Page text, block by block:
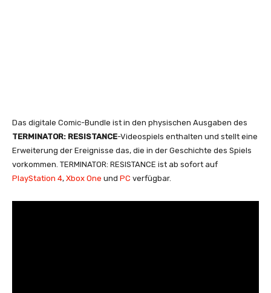
Das digitale Comic-Bundle ist in den physischen Ausgaben des
TERMINATOR: RESISTANCE-Videospiels enthalten und stellt eine
Erweiterung der Ereignisse das, die in der Geschichte des Spiels
vorkommen. TERMINATOR: RESISTANCE ist ab sofort auf
PlayStation 4, Xbox One und PC verfügbar.